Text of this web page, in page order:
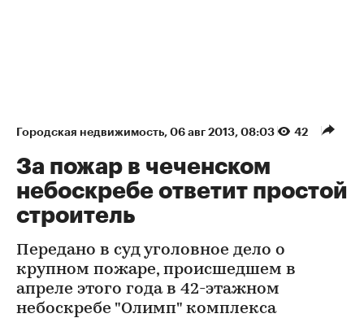
Городская недвижимость⁠, 06 авг 2013, 08:03 42
За пожар в чеченском
небоскребе ответит простой
строитель
Передано в суд уголовное дело о
крупном пожаре, происшедшем в
апреле этого года в 42-этажном
небоскребе "Олимп" комплекса